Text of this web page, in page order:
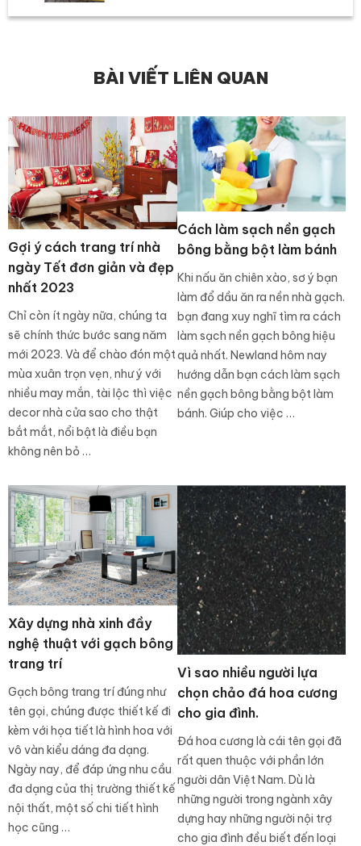
BÀI VIẾT LIÊN QUAN
Gợi ý cách trang trí nhà
ngày Tết đơn giản và đẹp
nhất 2023
Chỉ còn ít ngày nữa, chúng ta
sẽ chính thức bước sang năm
mới 2023. Và để chào đón một
mùa xuân trọn vẹn, như ý với
nhiều may mắn, tài lộc thì việc
decor nhà cửa sao cho thật
bắt mắt, nổi bật là điều bạn
không nên bỏ …
Cách làm sạch nền gạch
bông bằng bột làm bánh
Khi nấu ăn chiên xào, sơ ý bạn
làm đổ dầu ăn ra nền nhà gạch.
bạn đang xuy nghĩ tìm ra cách
làm sạch nền gạch bông hiệu
quả nhất. Newland hôm nay
hướng dẫn bạn cách làm sạch
nền gạch bông bằng bột làm
bánh. Giúp cho việc …
Xây dựng nhà xinh đầy
nghệ thuật với gạch bông
trang trí
Gạch bông trang trí đúng như
tên gọi, chúng được thiết kế đi
kèm với họa tiết là hình hoa với
vô vàn kiểu dáng đa dạng.
Ngày nay, để đáp ứng nhu cầu
đa dạng của thị trường thiết kế
nội thất, một số chi tiết hình
học cũng …
Vì sao nhiều người lựa
chọn chảo đá hoa cương
cho gia đình.
Đá hoa cương là cái tên gọi đã
rất quen thuộc với phần lớn
người dân Việt Nam. Dù là
những người trong ngành xây
dựng hay những người nội trợ
cho gia đình đều biết đến loại